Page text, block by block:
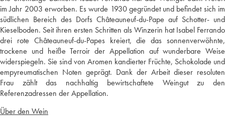
im Jahr 2003 erworben. Es wurde 1930 gegründet und befindet sich im
südlichen Bereich des Dorfs Châteauneuf-du-Pape auf Schotter- und
Kieselboden. Seit ihren ersten Schritten als Winzerin hat Isabel Ferrando
drei rote Châteauneuf-du-Papes kreiert, die das sonnenverwöhnte,
trockene und heiße Terroir der Appellation auf wunderbare Weise
widerspiegeln. Sie sind von Aromen kandierter Früchte, Schokolade und
empyreumatischen Noten geprägt. Dank der Arbeit dieser resoluten
Frau zählt das nachhaltig bewirtschaftete Weingut zu den
Referenzadressen der Appellation.
Über den Wein